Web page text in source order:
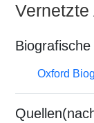
Vernetzte
Oxford